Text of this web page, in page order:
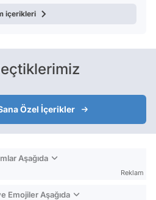
içerikleri
Özel İçerikler
Aşağıda
Reklam
Emojiler Aşağıda